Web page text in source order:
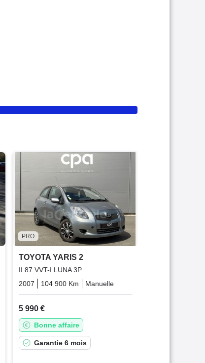
PRO
TOYOTA YARIS 2
II 87 VVT-I LUNA 3P
2007
104 900 Km Manuelle
5 990 €
Bonne affaire
Garantie 6 mois